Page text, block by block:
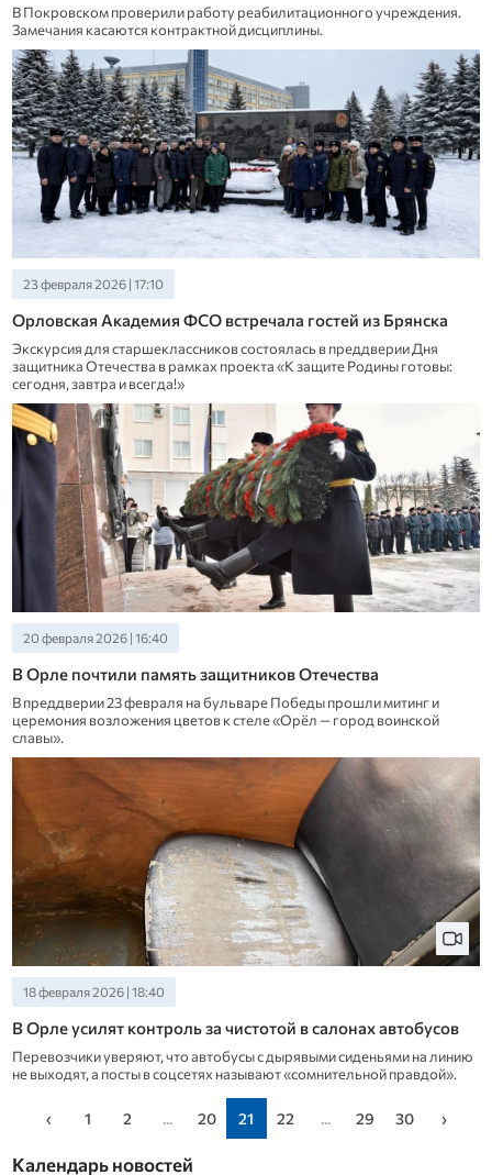
В Покровском проверили работу реабилитационного учреждения.
Замечания касаются контрактной дисциплины.
23 февраля 2026 | 17:10
Орловская Академия ФСО встречала гостей из Брянска
Экскурсия для старшеклассников состоялась в преддверии Дня
защитника Отечества в рамках проекта «К защите Родины готовы:
сегодня, завтра и всегда!»
20 февраля 2026 | 16:40
В Орле почтили память защитников Отечества
В преддверии 23 февраля на бульваре Победы прошли митинг и
церемония возложения цветов к стеле «Орёл — город воинской
славы».
18 февраля 2026 | 18:40
В Орле усилят контроль за чистотой в салонах автобусов
Перевозчики уверяют, что автобусы с дырявыми сиденьями на линию
не выходят, а посты в соцсетях называют «сомнительной правдой».
‹ 1 2 ... 20 21 22 ... 29 30 ›
Календарь новостей